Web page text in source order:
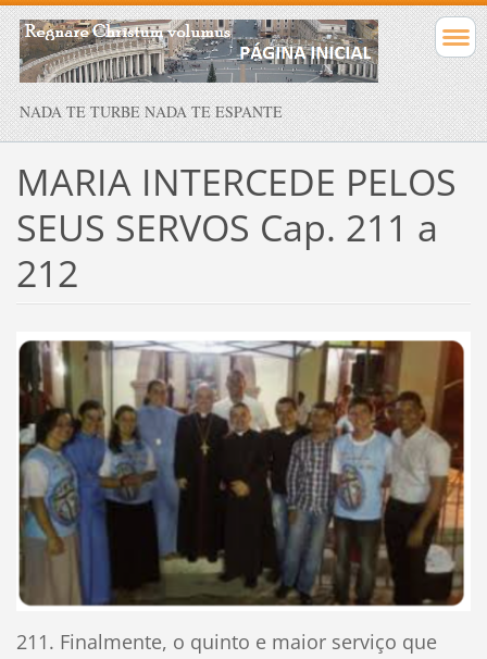
NADA TE TURBE NADA TE ESPANTE
MARIA INTERCEDE PELOS
SEUS SERVOS Cap. 211 a
212
211. Finalmente, o quinto e maior serviço que